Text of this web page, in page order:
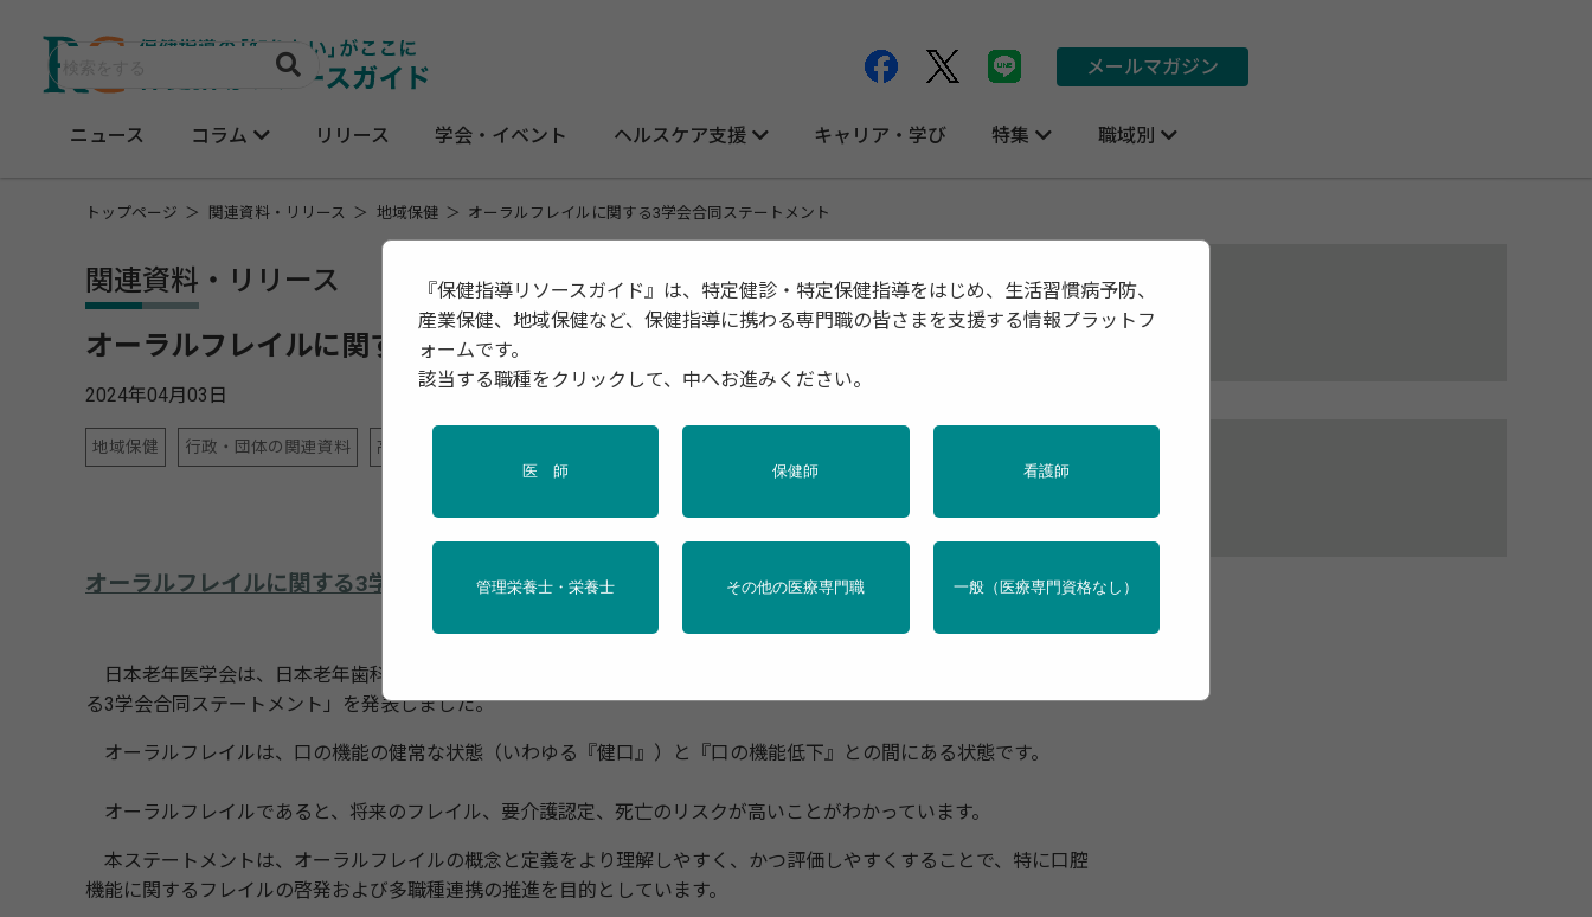
ニュース コラム リリース 学会・イベント ヘルスケア支援 キャリア・学び 特集 職域別
メールマガジン
トップページ 関連資料・リリース 地域保健 オーラルフレイルに関する3学会合同ステートメント
関連資料・リリース
オーラルフレイルに関する3学会合同ステートメント
2024年04月03日
地域保健 行政・団体の関連資料 高齢者
オーラルフレイルに関する3学会合同ステートメント
日本老年医学会は、日本老年歯科医学会と日本サルコペニア・フレイル学会とともに、「オーラルフレイルに関す
る3学会合同ステートメント」を発表しました。
オーラルフレイルは、口の機能の健常な状態（いわゆる『健口』）と『口の機能低下』との間にある状態です。
オーラルフレイルであると、将来のフレイル、要介護認定、死亡のリスクが高いことがわかっています。
本ステートメントは、オーラルフレイルの概念と定義をより理解しやすく、かつ評価しやすくすることで、特に口腔
機能に関するフレイルの啓発および多職種連携の推進を目的としています。
『保健指導リソースガイド』は、特定健診・特定保健指導をはじめ、生活習慣病予防、
産業保健、地域保健など、保健指導に携わる専門職の皆さまを支援する情報プラットフ
ォームです。
該当する職種をクリックして、中へお進みください。
医 師 保健師 看護師
管理栄養士・栄養士 その他の医療専門職 一般（医療専門資格なし）